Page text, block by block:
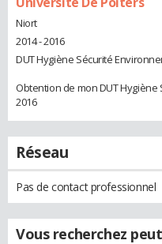
Niort
2014 - 2016
DUT Hygiène Sécurité
Obtention de mon DUT Hygiène
2016
Réseau
Pas de contact professionnel
Vous recherchez